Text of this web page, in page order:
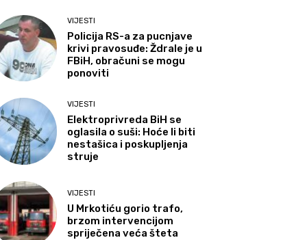
VIJESTI
Policija RS-a za pucnjave
krivi pravosuđe: Ždrale je u
FBiH, obračuni se mogu
ponoviti
VIJESTI
Elektroprivreda BiH se
oglasila o suši: Hoće li biti
nestašica i poskupljenja
struje
VIJESTI
U Mrkotiću gorio trafo,
brzom intervencijom
spriječena veća šteta